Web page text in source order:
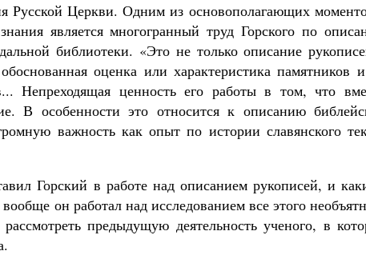
Русской Церкви. Одним из основополагающих
является многогранный труд Горского по
библиотеки. «Это не только описание
оценка или характеристика памятников
Непреходящая ценность его работы в том, что
В особенности это относится к описанию
важность как опыт по истории славянского
Горский в работе над описанием рукописей, и
он работал над исследованием все этого
предыдущую деятельность ученого, в